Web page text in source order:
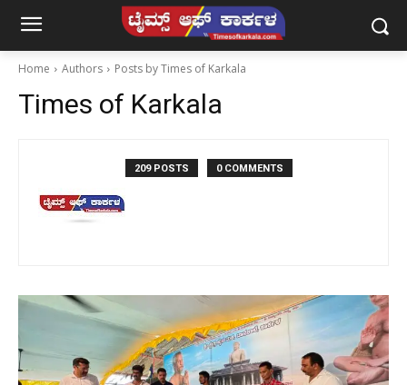
Home Authors Posts by Times of Karkala
Times of Karkala
209 POSTS 0 COMMENTS